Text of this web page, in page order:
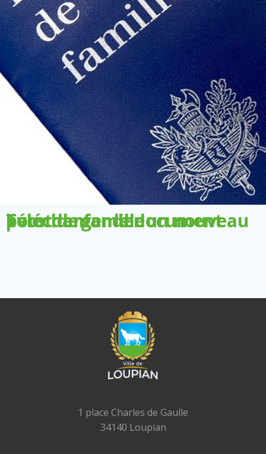
Télécharger le document pour demander un nouveau livret de famille
1 place Charles de Gaulle
34140 Loupian